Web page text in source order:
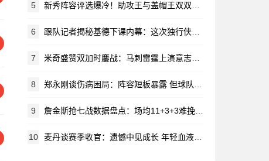
5 新秀阵容评选爆冷！助攻王与盖帽王双双落选引热议
6 跟队记者揭秘基德下课内幕：这次独行侠管理层真没手软
7 米奇盛赞双加时鏖战：马刺雷霆上演意志对决 替补奇兵定乾坤
8 郑永刚谈伤病困局：阵容短板暴露 但球队精气神不能垮
9 詹金斯抢七战数据盘点：场均11+3+3难挽活塞败局
10 麦丹谈赛季收官：遗憾中见成长 年轻血液让未来可期